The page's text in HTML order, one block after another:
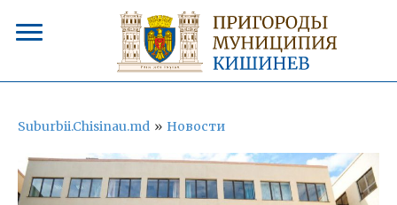
Suburbii.Chisinau.md » Новости